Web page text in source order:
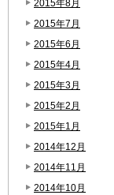
2015年8月
2015年7月
2015年6月
2015年4月
2015年3月
2015年2月
2015年1月
2014年12月
2014年11月
2014年10月